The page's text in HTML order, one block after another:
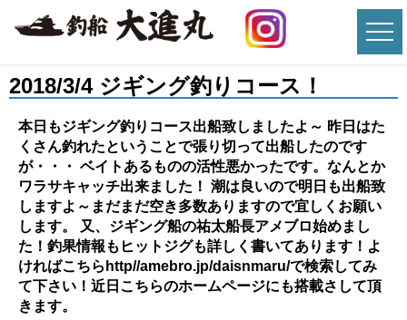
2018/3/4 ジギング釣りコース！
本日もジギング釣りコース出船致しましたよ～ 昨日はた
くさん釣れたということで張り切って出船したのです
が・・・ ベイトあるものの活性悪かったです。なんとか
ワラサキャッチ出来ました！ 潮は良いので明日も出船致
しますよ～まだまだ空き多数ありますので宜しくお願い
します。 又、ジギング船の祐太船長アメブロ始めまし
た！釣果情報もヒットジグも詳しく書いてあります！よ
ければこちらhttp//amebro.jp/daisnmaru/で検索してみ
て下さい！近日こちらのホームページにも搭載さして頂
きます。